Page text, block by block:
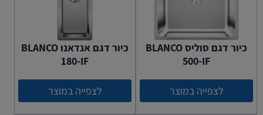
כיור דגם סוליס BLANCO
500-IF
לצפייה במוצר
כיור דגם אנדאנו BLANCO
180-IF
לצפייה במוצר